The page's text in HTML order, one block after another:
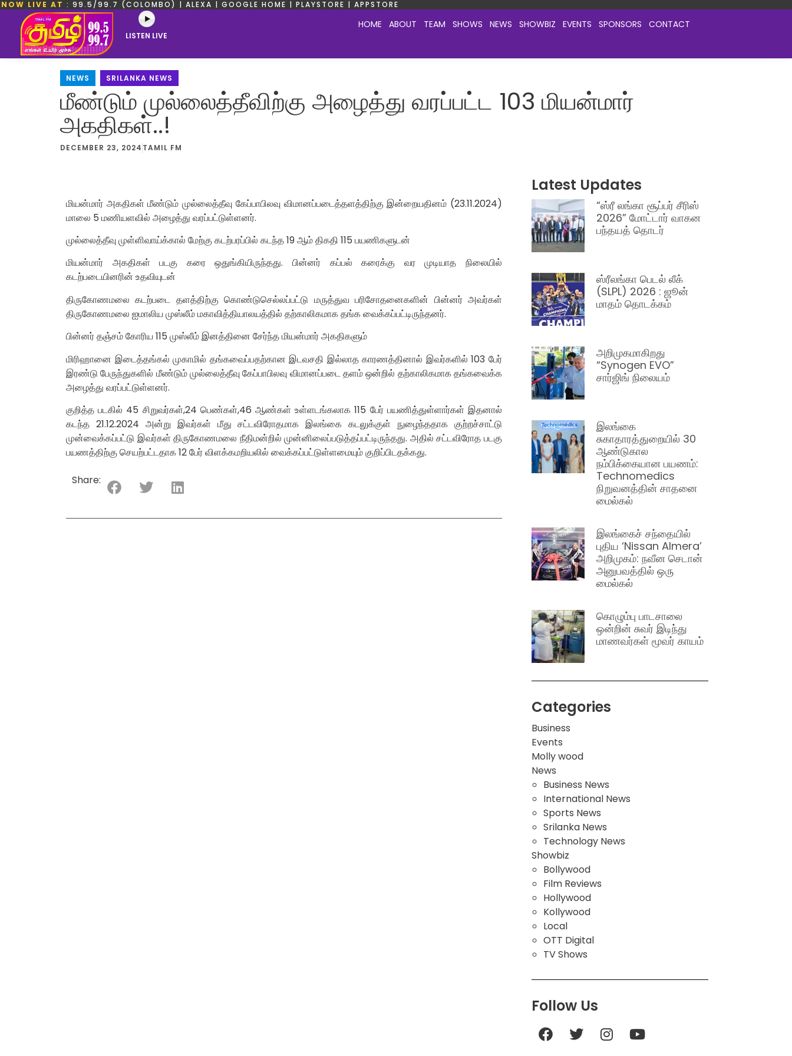
NOW LIVE AT : 99.5/99.7 (COLOMBO) | ALEXA | GOOGLE HOME | PLAYSTORE | APPSTORE
LISTEN LIVE
HOME ABOUT TEAM SHOWS NEWS SHOWBIZ EVENTS SPONSORS CONTACT
NEWS SRILANKA NEWS
மீண்டும் முல்லைத்தீவிற்கு அழைத்து வரப்பட்ட 103 மியன்மார்
அகதிகள்..!
DECEMBER 23, 2024 TAMIL FM
மியன்மார் அகதிகள் மீண்டும் முல்லைத்தீவு கேப்பாபிலவு விமானப்படைத்தளத்திற்கு இன்றையதினம் (23.11.2024)
மாலை 5 மணியளவில் அழைத்து வரப்பட்டுள்ளனர்.
முல்லைத்தீவு முள்ளிவாய்க்கால் மேற்கு கடற்பரப்பில் கடந்த 19 ஆம் திகதி 115 பயணிகளுடன்
மியன்மார் அகதிகள் படகு கரை ஒதுங்கியிருந்தது. பின்னர் கப்பல் கரைக்கு வர முடியாத நிலையில்
கடற்படையினரின் உதவியுடன்
திருகோணமலை கடற்படை தளத்திற்கு கொண்டுசெல்லப்பட்டு மருத்துவ பரிசோதனைகளின் பின்னர் அவர்கள்
திருகோணமலை ஐமாலிய முஸ்லீம் மகாவித்தியாலயத்தில் தற்காலிகமாக தங்க வைக்கப்பட்டிருந்தனர்.
பின்னர் தஞ்சம் கோரிய 115 முஸ்லீம் இனத்தினை சேர்ந்த மியன்மார் அகதிகளும்
மிரிஹானை இடைத்தங்கல் முகாமில் தங்கவைப்பதற்கான இடவசதி இல்லாத காரணத்தினால் இவர்களில் 103 பேர்
இரண்டு பேருந்துகளில் மீண்டும் முல்லைத்தீவு கேப்பாபிலவு விமானப்படை தளம் ஒன்றில் தற்காலிகமாக தங்கவைக்க
அழைத்து வரப்பட்டுள்ளனர்.
குறித்த படகில் 45 சிறுவர்கள்,24 பெண்கள்,46 ஆண்கள் உள்ளடங்கலாக 115 பேர் பயணித்துள்ளார்கள் இதனால்
கடந்த 21.12.2024 அன்று இவர்கள் மீது சட்டவிரோதமாக இலங்கை கடலுக்குள் நுழைந்ததாக குற்றச்சாட்டு
முன்வைக்கப்பட்டு இவர்கள் திருகோணமலை நீதிமன்றில் முன்னிலைப்படுத்தப்பட்டிருந்தது. அதில் சட்டவிரோத படகு
பயணத்திற்கு செயற்பட்டதாக 12 பேர் விளக்கமறியலில் வைக்கப்பட்டுள்ளமையும் குறிப்பிடதக்கது.
Share:
Latest Updates
“ஸ்ரீ லங்கா சூப்பர் சீரிஸ்
2026” மோட்டார் வாகன
பந்தயத் தொடர்
ஸ்ரீலங்கா பெடல் லீக்
(SLPL) 2026 : ஜூன்
மாதம் தொடக்கம்
அறிமுகமாகிறது
“Synogen EVO”
சார்ஜிங் நிலையம்
இலங்கை
சுகாதாரத்துறையில் 30
ஆண்டுகால
நம்பிக்கையான பயணம்:
Technomedics
நிறுவனத்தின் சாதனை
மைல்கல்
இலங்கைச் சந்தையில்
புதிய ‘Nissan Almera’
அறிமுகம்: நவீன செடான்
அனுபவத்தில் ஒரு
மைல்கல்
கொழும்பு பாடசாலை
ஒன்றின் சுவர் இடிந்து
மாணவர்கள் மூவர் காயம்
Categories
Business
Events
Molly wood
News
Business News
International News
Sports News
Srilanka News
Technology News
Showbiz
Bollywood
Film Reviews
Hollywood
Kollywood
Local
OTT Digital
TV Shows
Follow Us